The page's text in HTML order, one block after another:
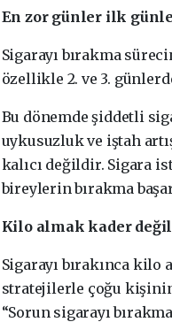
En zor günler ilk
Sigarayı bırakma
özellikle 2. ve 3.
Bu dönemde şiddetli
uykusuzluk ve iştah
kalıcı değildir. Sigara
bireylerin bırakma
Kilo almak kader değil
Sigarayı bırakınca kilo
stratejilerle çoğu kişinin
“Sorun sigarayı